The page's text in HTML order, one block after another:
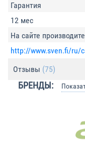
Гарантия
12 мес
На сайте
http://www.sven.fi/ru/
Отзывы (75)
БРЕНДЫ: